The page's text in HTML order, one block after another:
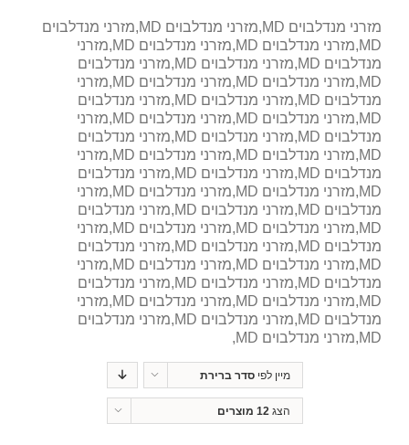
מזרני מנדלבוים MD,מזרני מנדלבוים MD,מזרני מנדלבוים
MD,מזרני מנדלבוים MD,מזרני מנדלבוים MD,מזרני
מנדלבוים MD,מזרני מנדלבוים MD,מזרני מנדלבוים
MD,מזרני מנדלבוים MD,מזרני מנדלבוים MD,מזרני
מנדלבוים MD,מזרני מנדלבוים MD,מזרני מנדלבוים
MD,מזרני מנדלבוים MD,מזרני מנדלבוים MD,מזרני
מנדלבוים MD,מזרני מנדלבוים MD,מזרני מנדלבוים
MD,מזרני מנדלבוים MD,מזרני מנדלבוים MD,מזרני
מנדלבוים MD,מזרני מנדלבוים MD,מזרני מנדלבוים
MD,מזרני מנדלבוים MD,מזרני מנדלבוים MD,מזרני
מנדלבוים MD,מזרני מנדלבוים MD,מזרני מנדלבוים
MD,מזרני מנדלבוים MD,מזרני מנדלבוים MD,מזרני
מנדלבוים MD,מזרני מנדלבוים MD,מזרני מנדלבוים
MD,מזרני מנדלבוים MD,מזרני מנדלבוים MD,מזרני
מנדלבוים MD,מזרני מנדלבוים MD,מזרני מנדלבוים
MD,מזרני מנדלבוים MD,מזרני מנדלבוים MD,מזרני
מנדלבוים MD,מזרני מנדלבוים MD,מזרני מנדלבוים
MD,מזרני מנדלבוים MD,
מיין לפיסדר ברירת
מחדל
הצג12 מוצרים